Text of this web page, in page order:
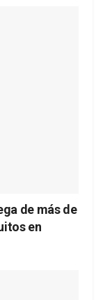
de más de
en